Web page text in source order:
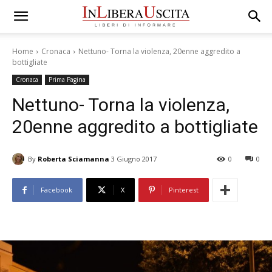
Home Cronaca
Nettuno- Torna la violenza, 20enne aggredito a
bottigliate
Cronaca Prima Pagina
Nettuno- Torna la violenza,
20enne aggredito a bottigliate
By Roberta Sciamanna 3 Giugno 2017 0
0
Facebook X Pinterest